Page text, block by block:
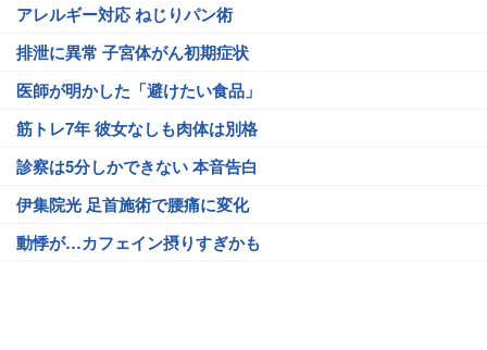
アレルギー対応 ねじりパン術
排泄に異常 子宮体がん初期症状
医師が明かした「避けたい食品」
筋トレ7年 彼女なしも肉体は別格
診察は5分しかできない 本音告白
伊集院光 足首施術で腰痛に変化
動悸が…カフェイン摂りすぎかも